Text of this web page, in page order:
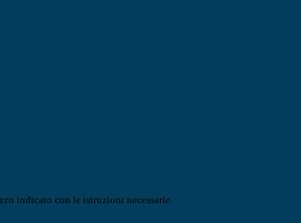
indicato con le istruzioni necessarie.